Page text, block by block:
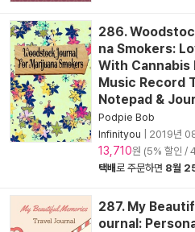
286.
na Smokers:
With Cannabis
Music Record
Notepad &
Podpie Bob
Infinityou
2019년
13,710원 (5% 할인 /
택배로 주문하면 8월
287. My
ournal: